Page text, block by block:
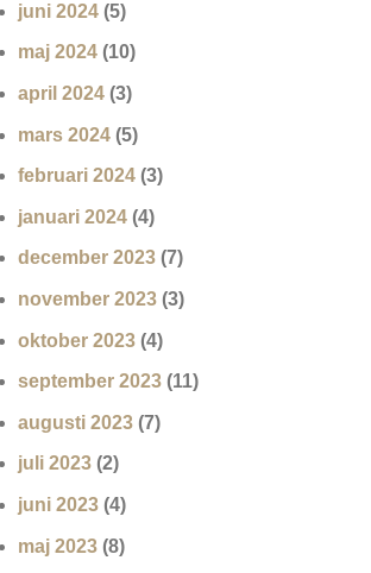
juni 2024 (5)
maj 2024 (10)
april 2024 (3)
mars 2024 (5)
februari 2024 (3)
januari 2024 (4)
december 2023 (7)
november 2023 (3)
oktober 2023 (4)
september 2023 (11)
augusti 2023 (7)
juli 2023 (2)
juni 2023 (4)
maj 2023 (8)